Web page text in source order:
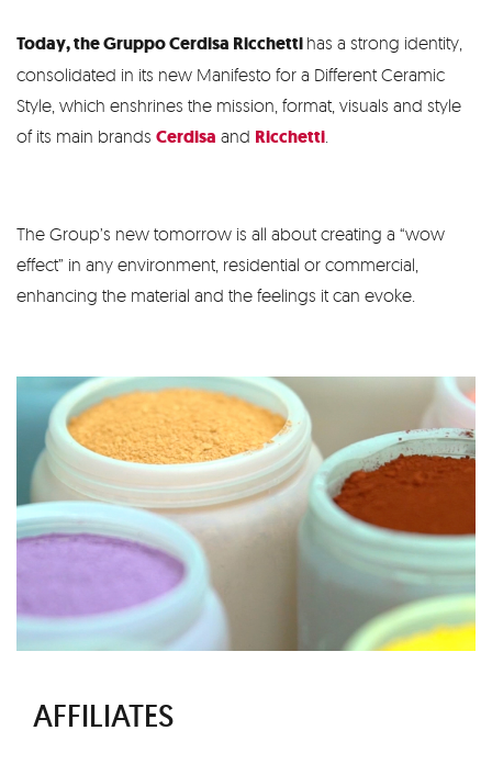
Today, the Gruppo Cerdisa Ricchetti has a strong identity,
consolidated in its new Manifesto for a Different Ceramic
Style, which enshrines the mission, format, visuals and style
of its main brands Cerdisa and Ricchetti.
The Group’s new tomorrow is all about creating a “wow
effect” in any environment, residential or commercial,
enhancing the material and the feelings it can evoke.
AFFILIATES